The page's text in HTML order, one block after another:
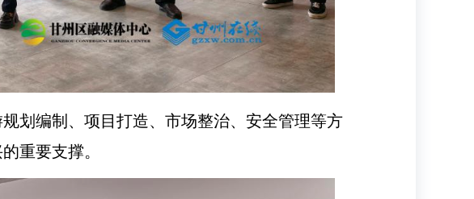
划编制、项目打造、市场整治、安全管理等方
重要支撑。